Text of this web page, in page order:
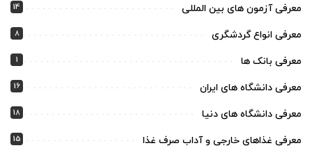
معرفی آزمون های بین المللی 14
معرفی انواع گردشگری 8
معرفی بانک ها 1
معرفی دانشگاه های ایران 16
معرفی دانشگاه های دنیا 18
معرفی غذاهای خارجی و آداب صرف غذا 15